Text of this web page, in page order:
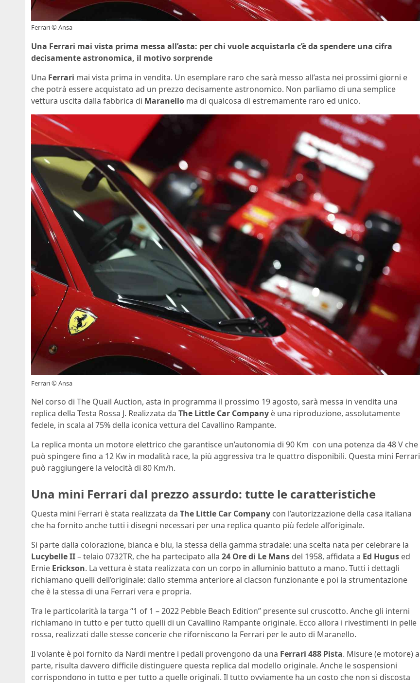
Ferrari © Ansa
Una Ferrari mai vista prima messa all’asta: per chi vuole acquistarla c’è da spendere una cifra
decisamente astronomica, il motivo sorprende
Una Ferrari mai vista prima in vendita. Un esemplare raro che sarà messo all’asta nei prossimi giorni e
che potrà essere acquistato ad un prezzo decisamente astronomico. Non parliamo di una semplice
vettura uscita dalla fabbrica di Maranello ma di qualcosa di estremamente raro ed unico.
Ferrari © Ansa
Nel corso di The Quail Auction, asta in programma il prossimo 19 agosto, sarà messa in vendita una
replica della Testa Rossa J. Realizzata da The Little Car Company è una riproduzione, assolutamente
fedele, in scala al 75% della iconica vettura del Cavallino Rampante.
La replica monta un motore elettrico che garantisce un’autonomia di 90 Km con una potenza da 48 V che
può spingere fino a 12 Kw in modalità race, la più aggressiva tra le quattro disponibili. Questa mini Ferrari
può raggiungere la velocità di 80 Km/h.
Una mini Ferrari dal prezzo assurdo: tutte le caratteristiche
Questa mini Ferrari è stata realizzata da The Little Car Company con l’autorizzazione della casa italiana
che ha fornito anche tutti i disegni necessari per una replica quanto più fedele all’originale.
Si parte dalla colorazione, bianca e blu, la stessa della gamma stradale: una scelta nata per celebrare la
Lucybelle II– telaio 0732TR, che ha partecipato alla 24 Ore di Le Mans del 1958, affidata a Ed Hugus ed
Ernie Erickson. La vettura è stata realizzata con un corpo in alluminio battuto a mano. Tutti i dettagli
richiamano quelli dell’originale: dallo stemma anteriore al clacson funzionante e poi la strumentazione
che è la stessa di una Ferrari vera e propria.
Tra le particolarità la targa “1 of 1 – 2022 Pebble Beach Edition” presente sul cruscotto. Anche gli interni
richiamano in tutto e per tutto quelli di un Cavallino Rampante originale. Ecco allora i rivestimenti in pelle
rossa, realizzati dalle stesse concerie che riforniscono la Ferrari per le auto di Maranello.
Il volante è poi fornito da Nardi mentre i pedali provengono da una Ferrari 488 Pista. Misure (e motore) a
parte, risulta davvero difficile distinguere questa replica dal modello originale. Anche le sospensioni
corrispondono in tutto e per tutto a quelle originali. Il tutto ovviamente ha un costo che non si discosta